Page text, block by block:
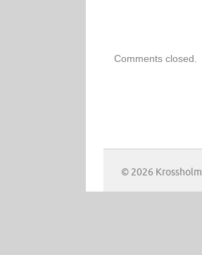
Comments closed.
© 2026